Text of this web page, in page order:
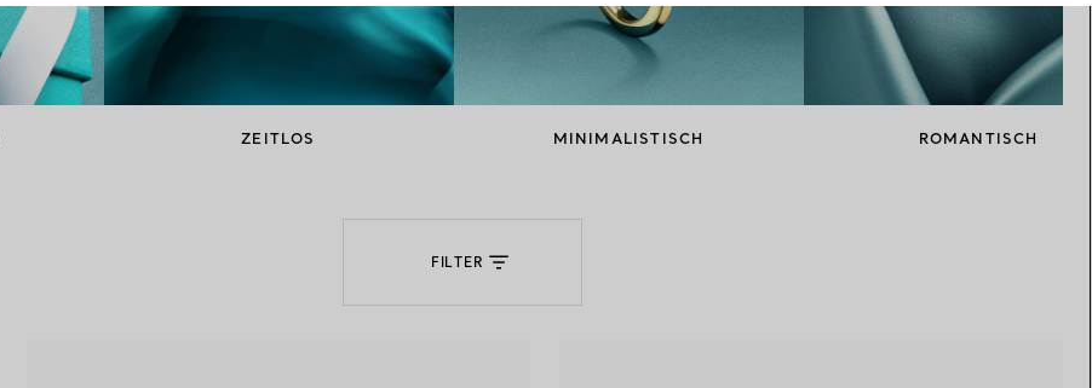
Eternity Ringe
Tipps zur Auswahl eines
ZEITLOS MINIMALISTISCH ROMANTISCH
FILTER